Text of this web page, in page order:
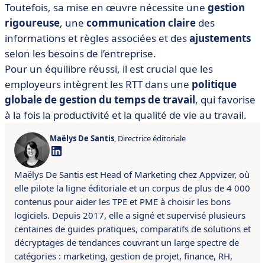
Toutefois, sa mise en œuvre nécessite une gestion
rigoureuse, une communication claire des
informations et règles associées et desajustements
selon les besoins de l’entreprise.
Pour un équilibre réussi, il est crucial que les
employeurs intègrent les RTT dans une politique
globale de gestion du temps de travail, qui favorise
à la fois la productivité et la qualité de vie au travail.
Maëlys De Santis, Directrice éditoriale
Maëlys De Santis est Head of Marketing chez Appvizer, où
elle pilote la ligne éditoriale et un corpus de plus de 4 000
contenus pour aider les TPE et PME à choisir les bons
logiciels. Depuis 2017, elle a signé et supervisé plusieurs
centaines de guides pratiques, comparatifs de solutions et
décryptages de tendances couvrant un large spectre de
catégories : marketing, gestion de projet, finance, RH,